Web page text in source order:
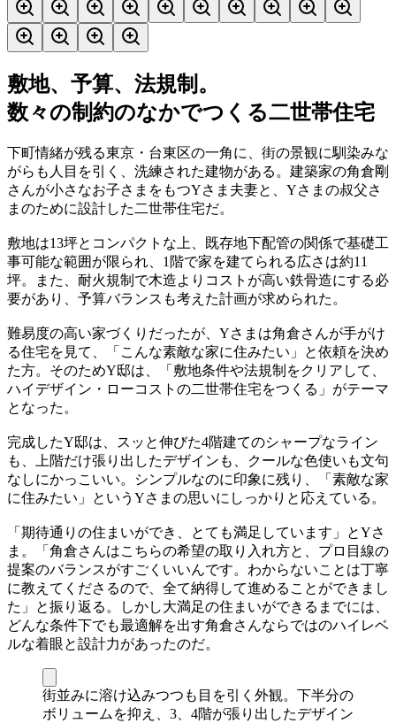
敷地、予算、法規制。
数々の制約のなかでつくる二世帯住宅
下町情緒が残る東京・台東区の一角に、街の景観に馴染みな
がらも人目を引く、洗練された建物がある。建築家の角倉剛
さんが小さなお子さまをもつYさま夫妻と、Yさまの叔父さ
まのために設計した二世帯住宅だ。
敷地は13坪とコンパクトな上、既存地下配管の関係で基礎工
事可能な範囲が限られ、1階で家を建てられる広さは約11
坪。また、耐火規制で木造よりコストが高い鉄骨造にする必
要があり、予算バランスも考えた計画が求められた。
難易度の高い家づくりだったが、Yさまは角倉さんが手がけ
る住宅を見て、「こんな素敵な家に住みたい」と依頼を決め
た方。そのためY邸は、「敷地条件や法規制をクリアして、
ハイデザイン・ローコストの二世帯住宅をつくる」がテーマ
となった。
完成したY邸は、スッと伸びた4階建てのシャープなライン
も、上階だけ張り出したデザインも、クールな色使いも文句
なしにかっこいい。シンプルなのに印象に残り、「素敵な家
に住みたい」というYさまの思いにしっかりと応えている。
「期待通りの住まいができ、とても満足しています」とYさ
ま。「角倉さんはこちらの希望の取り入れ方と、プロ目線の
提案のバランスがすごくいいんです。わからないことは丁寧
に教えてくださるので、全て納得して進めることができまし
た」と振り返る。しかし大満足の住まいができるまでには、
どんな条件下でも最適解を出す角倉さんならではのハイレベ
ルな着眼と設計力があったのだ。
街並みに溶け込みつつも目を引く外観。下半分の
ボリュームを抑え、3、4階が張り出したデザイン